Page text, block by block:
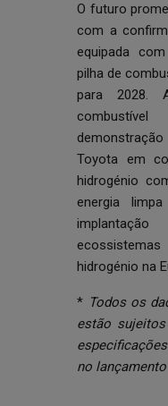
O futuro
com a
equipada
pilha de
para 2028.
Toyota em
hidrogénio
energia
hidrogénio na
* Todos os
estão
no